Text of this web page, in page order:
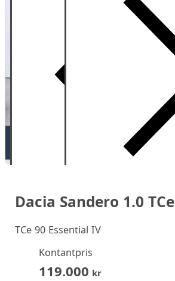
Dacia Sandero 1.0 TCe
TCe 90 Essential IV
Kontantpris
119.000 kr